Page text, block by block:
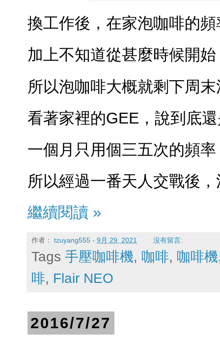
換工作後，在家泡咖啡的
加上不知道從甚麼時候開
所以泡咖啡大概就剩下周
看著家裡的GEE，說到底
一個月只用個三五次的頻
所以經過一番天人交戰後
繼續閱讀 »
作者： tzuyang555 - 9月 29, 2021 沒有留言:
Tags 手壓咖啡機, 咖啡, 咖啡機
啡, Flair NEO
2016/7/27